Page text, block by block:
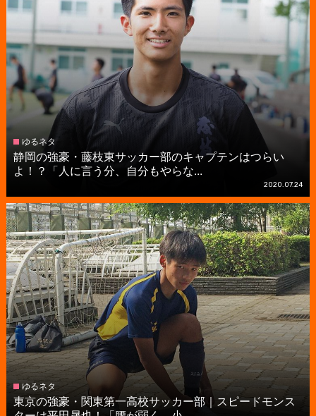
ゆるネタ
静岡の強豪・藤枝東サッカー部のキャプテンはつらい
よ！？「人に言う分、自分もやらな...
2020.07.24
ゆるネタ
東京の強豪・関東第一高校サッカー部｜スピードモンス